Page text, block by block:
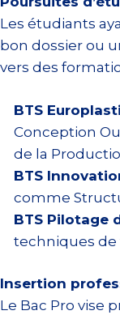
Les étudiants
bon dossier ou
vers des
BTS
Conception
de la
BTS
comme
BTS Pilotage
techniques de
Insertion
Le Bac Pro vise